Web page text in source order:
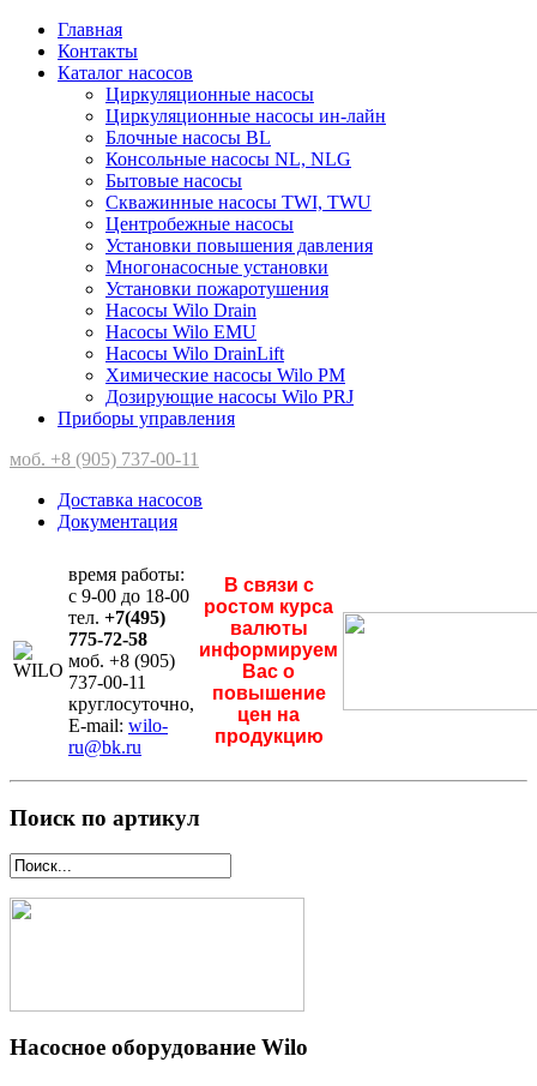
Главная
Контакты
Каталог насосов
Циркуляционные насосы
Циркуляционные насосы ин-лайн
Блочные насосы BL
Консольные насосы NL, NLG
Бытовые насосы
Скважинные насосы TWI, TWU
Центробежные насосы
Установки повышения давления
Многонасосные установки
Установки пожаротушения
Насосы Wilo Drain
Насосы Wilo EMU
Насосы Wilo DrainLift
Химические насосы Wilo PM
Дозирующие насосы Wilo PRJ
Приборы управления
моб. +8 (905) 737-00-11
Доставка насосов
Документация
время работы:
с 9-00 до 18-00
тел. +7(495)
775-72-58
моб. +8 (905)
737-00-11
круглосуточно,
E-mail: wilo-
ru@bk.ru
В связи с
ростом курса
валюты
информируем
Вас о
повышение
цен на
продукцию
Поиск по артикул
Насосное оборудование Wilo